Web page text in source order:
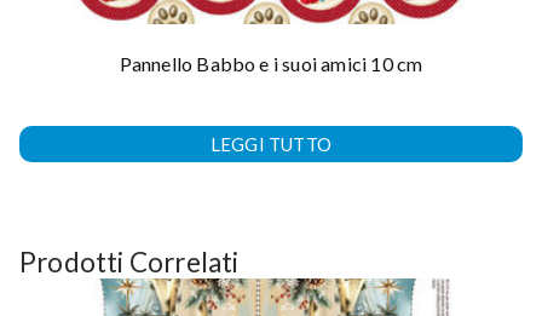
Pannello Babbo e i suoi amici 10 cm
LEGGI TUTTO
Prodotti Correlati